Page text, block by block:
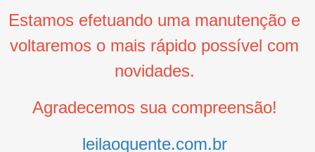
Estamos efetuando uma manutenção e
voltaremos o mais rápido possível com
novidades.
Agradecemos sua compreensão!
leilaoquente.com.br